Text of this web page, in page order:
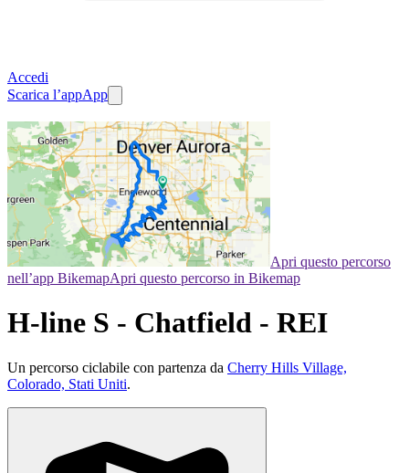
Accedi
Scarica l’appApp
Apri questo percorso
nell’app BikemapApri questo percorso in Bikemap
H-line S - Chatfield - REI
Un percorso ciclabile con partenza da Cherry Hills Village,
Colorado, Stati Uniti.